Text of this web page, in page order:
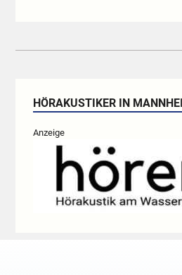
HÖRAKUSTIKER IN
Anzeige